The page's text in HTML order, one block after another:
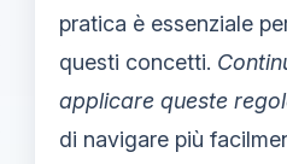
pratica è essenziale
questi concetti.
applicare queste
di navigare più